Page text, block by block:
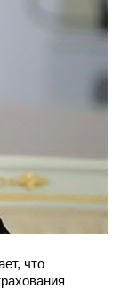
что